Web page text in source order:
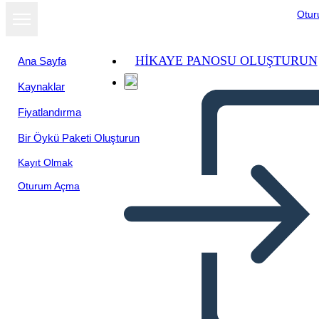
Ana Sayfa
Kaynaklar
Fiyatlandırma
Bir Öykü Paketi Oluşturun
Kayıt Olmak
Oturum Açma
HIKAYE PANOSU OLUŞTURUN